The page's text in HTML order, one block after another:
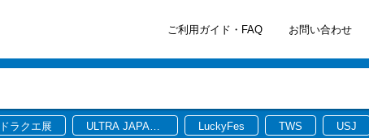
ご利用ガイド・FAQ お問い合わせ
ドラクエ展
ULTRA JAPAN
LuckyFes TWS USJ